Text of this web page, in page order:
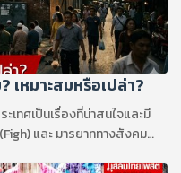
เหมาะสมหรือเปล่า?
เทศเป็นเรื่องที่น่าสนใจและมี
และ มารยาททางสังคม